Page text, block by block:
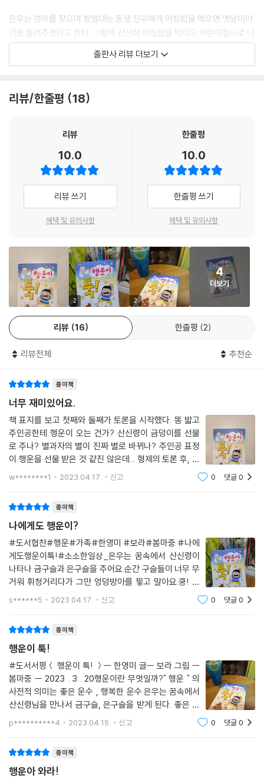
아입는 사이에 어영부영 시간이 흘러갈 거다.
--- p.26
강아지 짓이었다. 웬 강아지가 나타나 과자 봉지를 건드린 거다. 뭘 잘했다
들었다. 나는 얼른 과자 봉지를 집었다. 아, 이런. 내가 잡은 곳이 하필 과자
“진짜 오늘 있었던 모든 일들이 꿈 덕분이라고 생각하는 거야?”
내가 고개를 끄덕이자 엄마가 크게 웃었다.
“엄마, 나 선물 뭐 해 줄 건데?”
“음, 쓰담쓰담 세 번. 이리 와.”
나는 곧바로 엄마 품에 안겼다. 진우에게 빼앗겨 좀처럼 기회가 없었던 나
드려 주었다. 이건 500원보다 훨씬 좋은 행운이다.
--- p.57
“어때? 네 꿈 팔 거야, 안 팔 거야?”
“뭐 줄 건데?”
“글쎄. 뭘 원해?”
여러 가지 생각이 오락가락했다. 아직 오늘 남은 시간이 많은데 여기서 꿈
을 내려놓기가 아깝다는 생각. 요즘 내가 가장 갖고 싶은 것은 2층 침대라
게임을 주말뿐 아니라 평일에도 하게 해달라고 할 수도 있지만 그건 너무
싼값이다.
--- p.62
“아빠, 나 형이랑 자도 돼?”
아빠가 진우를 안고 한 바퀴 돌면서 대답했다.
“되고말고. 진우가 앞으로 쭉 형이랑 같이 자면 2층 침대 사 줘야지.”
“그럼 나 2층!”
꿈 이야기를 모두 털어놓았으니, 더는 행운이 오지 않을 텐데도 기분이 좋
았다. 나를 바라보는 가족들의 따뜻한 눈빛과 재미있어 하는 표정 때문인
것 같았다. 진우는 어느새 내 손을 꼭 잡고 있었다. 작고 말랑한 손이 내 손
안에서 꼬물꼬물 움직였다. 형, 하고 부르는 모습이 너무 귀여웠다.
‘동생은 행운이야.’
--- p.78
은우는 엄마를 찾으며 칭얼대는 동생 진우에게 아침밥을 먹으면 옛날이야
기를 들려주겠다고 한다. 그렇게 간신히 아침밥을 먹이고 어린이집으로 나
서는데, 엄마가 쪽지와 함께 넣어둔 500원을 발견한다. 특별 용돈을 받은
은우는 왠지 꿈 덕분인 것 같아 기분이 좋다. 어린이집을 나와 슈퍼로 가는
한 별 딱지 과자에서는 ‘한 봉 더!’가 나와서 보너스로 과자 한 봉을 더 받게
보너스로 받은 과자를 건네고 나니 또 기분이 좋아졌다.
하지만 과자 봉지를 뜯자마자, 달려든 강아지 때문에 과자를 모두 쏟게 되
어 버려 허탈해 하는데 이 모습을 본 아영이가 다시 다가온다. 학교에서는
거의 이야기를 나누어 본 적 없는 아영이지만 막상 이야기를 하니 재미있
고, 즐거워서 다시 기분이 좋아졌다. 집으로 돌아오자 엄마는 은우 덕분에
회의가 끝났다며 칭찬해 준다. 은우가 꿈 이야기를 하자, 꿈을 팔라고 하면
하던 은우는 꿈을 팔지 않겠다고 한다. 아직 하루가 많이 남았기 때문이다.
하루 종일 기분 좋은 날이었지만 동생에게 들려줄 옛날이야기를 생각해내
야 하는 건 괴롭다. 책장을 뒤적이며 고민하고 있을 때 아빠와 동생이 돌아
오고, 동생과 잘 지내는 모습을 본 아빠는 은우가 그렇게 가지고 싶어 하던
이층 침대를 사주겠다고 말한다. 마침내 은우는 가족 모두에게 지난 밤 꿈
이야기를 들려주고, 동생 진우는 은우의 이야기가 너무 재밌다며 손을 꼭
동생이었다는 것을 깨닫는다.
봄마중에서 새롭게 선보이는 「개나리문고」 시리즈는 초등 저학년 아이들
에게 독서의 즐거움을 알려주고 문해력을 길러 주는 창작시리즈이다.
출판사 리뷰 더보기
리뷰/한줄평 18
리뷰
10.0
리뷰 쓰기
혜택 및 유의사항
한줄평
10.0
한줄평 쓰기
혜택 및 유의사항
2 2
4
더보기
리뷰 16 한줄평 2
리뷰전체 추천순
종이책
너무 재미있어요.
책 표지를 보고 첫째와 둘째가 토론을 시작했다. 똥 밟고
주인공한테 행운이 오는 건가? 산신령이 금덩이를 선물
로 주나? 별과자의 별이 진짜 별로 바뀌나? 주인공 표정
이 행운을 선물 받은 것 같진 않은데... 형제의 토론 후, 첫
째부터 책을 읽기 시작했다. 그런데 첫째는 작가의 말을
w********1 2023.04.17. 신고 0 댓글0
종이책
나에게도 행운이?
#도서협찬#행운#가족#한영미 #보라#봄마중 #나에
게도행운이툭!#소소한일상_은우는 꿈속에서 산신령이
나타나 금구슬과 은구슬을 주어요.순간 구슬들이 너무 무
거워 휘청거리다가 그만 엉덩방아를 찧고 말아요.쿵! 꿈
에서 깨면서 모든게 사라지고 말죠.꿈에 산신령이 나타나
밀로
s******5 2023.04.17. 신고 0 댓글0
종이책
행운이 툭!
#도서서평＜ 행운이 툭! ＞ㅡ 한영미 글ㅡ 보라 그림 ㅡ
봄마중 ㅡ 2023 . 3 . 20행운이란 무엇일까?" 행운 " 의
사전적 의미는 좋은 운수 , 행복한 운수.은우는 꿈속에서
산신령님을 만나서 금구슬, 은구슬을 받게 된다. 좋은 꿈
을 꾼 것 같아서 엄마게게 자랑하려고 하지만 아빠는 좋은
꿈은 말하게 되면 그 행운이 사라지니까 비밀로 해야한다
p**********4 2023.04.15. 신고 0 댓글0
종이책
행운아 와라!